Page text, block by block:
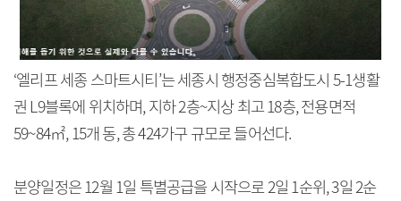
‘엘리프 세종 스마트시티’는 세종시 행정중심복합도시 5-1생활
권 L9블록에 위치하며, 지하 2층~지상 최고 18층, 전용면적
59~84㎡, 15개 동, 총 424가구 규모로 들어선다.
분양일정은 12월 1일 특별공급을 시작으로 2일 1순위, 3일 2순